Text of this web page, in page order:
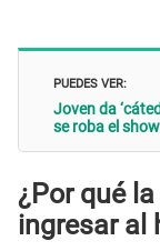
PUEDES VER:
Joven da
se roba el
¿Por qué
ingresar al